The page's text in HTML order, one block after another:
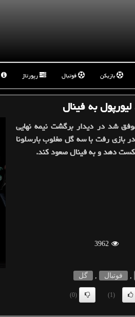
بازیکن فوتبال رپورتاژ
به فینال
شد در دیدار برگشت نیمه نهایی
بازی رفت با سه گل مغلوب بارسلونا
3962
فوتبال گل
(1)
(0)